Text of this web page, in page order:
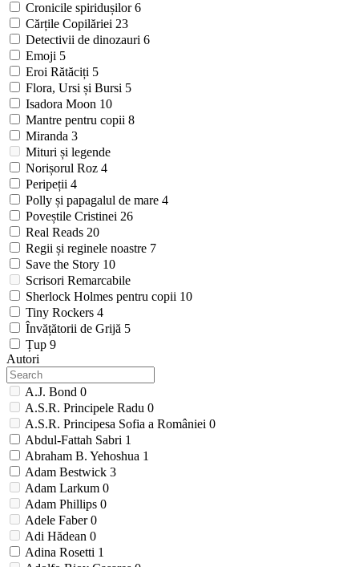
Cronicile spiridușilor6
Cărțile Copilăriei 23
Detectivii de dinozauri 6
Emoji 5
Eroi Rătăciți 5
Flora, Ursi și Bursi 5
Isadora Moon 10
Mantre pentru copii 8
Miranda 3
Mituri și legende
Norișorul Roz 4
Peripeții 4
Polly și papagalul de mare 4
Poveștile Cristinei 26
Real Reads 20
Regii și reginele noastre 7
Save the Story 10
Scrisori Remarcabile
Sherlock Holmes pentru copii 10
Tiny Rockers 4
Învățătorii de Grijă 5
Țup 9
Autori
A.J. Bond 0
A.S.R. Principele Radu 0
A.S.R. Principesa Sofia a României 0
Abdul-Fattah Sabri 1
Abraham B. Yehoshua 1
Adam Bestwick 3
Adam Larkum 0
Adam Phillips 0
Adele Faber0
Adi Hădean 0
Adina Rosetti 1